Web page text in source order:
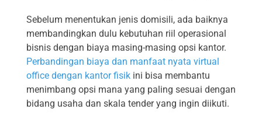
Sebelum menentukan jenis domisili, ada baiknya
membandingkan dulu kebutuhan riil operasional
bisnis dengan biaya masing-masing opsi kantor.
Perbandingan biaya dan manfaat nyata virtual
office dengan kantor fisik ini bisa membantu
menimbang opsi mana yang paling sesuai dengan
bidang usaha dan skala tender yang ingin diikuti.